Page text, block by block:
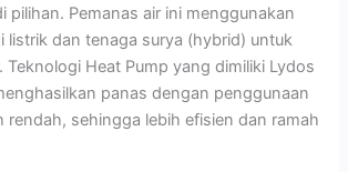
pilihan. Pemanas air ini menggunakan
listrik dan tenaga surya (hybrid) untuk
Teknologi Heat Pump yang dimiliki Lydos
panas dengan penggunaan
rendah, sehingga lebih efisien dan ramah